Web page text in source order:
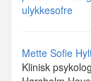
ulykkesofre
Mette Sofie
Klinisk psykolog